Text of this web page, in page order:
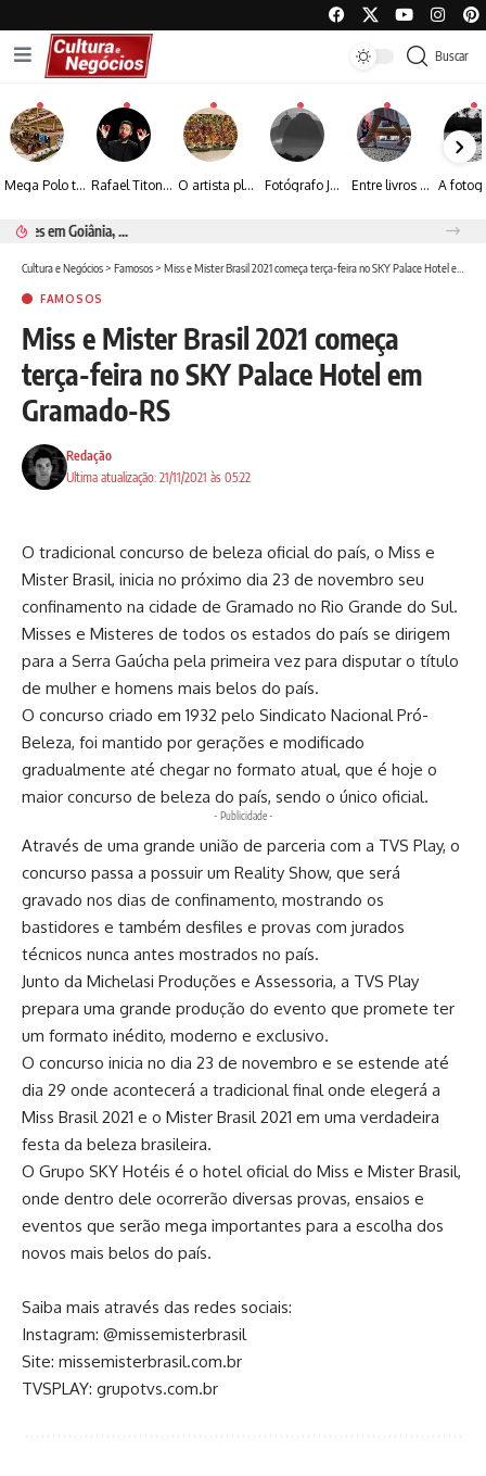
Buscar
Mega Polo transforma lançamento de coleção em plataforma nacional de negócios e projeta crescimento de mais de 15% Rafael Titonelly leva magia e acolhimento a crianças em tratamento oncológico em Juiz de Fora O artista plástico Jorge Luiz transforma sustentabilidade e criatividade em arte contemporânea Fotógrafo José Roberto apresenta um olhar sensível sobre arquitetura, formas e luz na fotografia Entre livros e fotografia autoral, Sebastião Reis consolida uma trajetória marcada pelo olhar artístico
Renato Seerig e a poesia da natureza iluminada pela lua
Cultura e Negócios> Famosos> Miss e Mister Brasil 2021 começa terça-feira no SKY Palace Hotel em Gramado-RS
FAMOSOS
Miss e Mister Brasil 2021 começa
terça-feira no SKY Palace Hotel em
Gramado-RS
Ultima atualização: 21/11/2021 às 05:22
Redação
O tradicional concurso de beleza oficial do país, o Miss e
Mister Brasil, inicia no próximo dia 23 de novembro seu
confinamento na cidade de Gramado no Rio Grande do Sul.
Misses e Misteres de todos os estados do país se dirigem
para a Serra Gaúcha pela primeira vez para disputar o título
de mulher e homens mais belos do país.
O concurso criado em 1932 pelo Sindicato Nacional Pró-
Beleza, foi mantido por gerações e modificado
gradualmente até chegar no formato atual, que é hoje o
maior concurso de beleza do país, sendo o único oficial.
- Publicidade -
Através de uma grande união de parceria com a TVS Play, o
concurso passa a possuir um Reality Show, que será
gravado nos dias de confinamento, mostrando os
bastidores e também desfiles e provas com jurados
técnicos nunca antes mostrados no país.
Junto da Michelasi Produções e Assessoria, a TVS Play
prepara uma grande produção do evento que promete ter
um formato inédito, moderno e exclusivo.
O concurso inicia no dia 23 de novembro e se estende até
dia 29 onde acontecerá a tradicional final onde elegerá a
Miss Brasil 2021 e o Mister Brasil 2021 em uma verdadeira
festa da beleza brasileira.
O Grupo SKY Hotéis é o hotel oficial do Miss e Mister Brasil,
onde dentro dele ocorrerão diversas provas, ensaios e
eventos que serão mega importantes para a escolha dos
novos mais belos do país.
Saiba mais através das redes sociais:
Instagram: @missemisterbrasil
Site: missemisterbrasil.com.br
TVSPLAY: grupotvs.com.br